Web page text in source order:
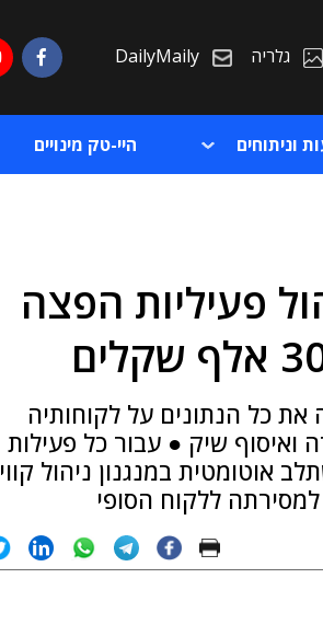
גלריה DailyMaily
וניתוחים היי-טק מינויים
פעיליות הפצה
כל הנתונים על לקוחותיה
ואיסוף שיק ● עבור כל פעילות
במנגנון ניהול קווי
ללקוח הסופי